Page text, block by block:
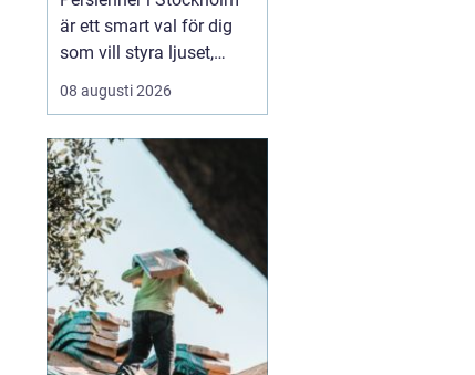
hem
är ett smart val för dig
som vill styra ljuset,
inomhusklimatet och
genomtänkt uttryck i
hemmet eller på
kontoret. Med rätt
lösning kan du minska
bl&aum...
08 augusti 2026